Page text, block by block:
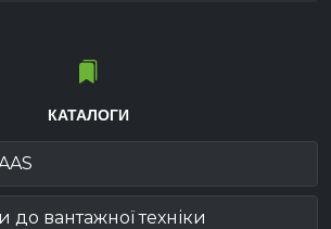
КАТАЛОГИ
до вантажної техніки